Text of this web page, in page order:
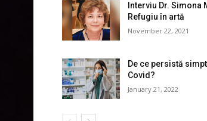
Interviu Dr. Simona
Refugiu în artă
November 22, 2021
De ce persistă
Covid?
January 21, 2022